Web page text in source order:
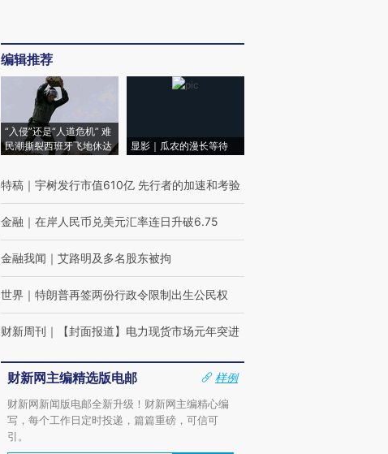
编辑推荐
“入侵”还是“人道危机” 难
民潮撕裂西班牙飞地休达
显影｜瓜农的漫长等待
特稿 ｜ 宇树发行市值610亿 先行者的加速和考验
金融 ｜ 在岸人民币兑美元汇率连日升破6.75
金融我闻 ｜ 艾路明及多名股东被拘
世界 ｜ 特朗普再签两份行政令限制出生公民权
财新周刊 ｜ 【封面报道】电力现货市场元年突进
财新网主编精选版电邮
样例
财新网新闻版电邮全新升级！财新网主编精心编
写，每个工作日定时投递，篇篇重磅，可信可
引。